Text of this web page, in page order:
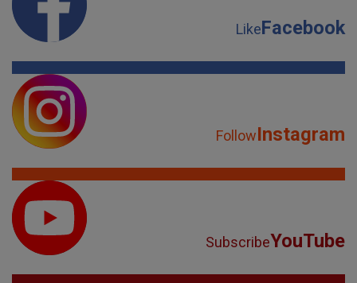
LikeFacebook
FollowInstagram
SubscribeYouTube